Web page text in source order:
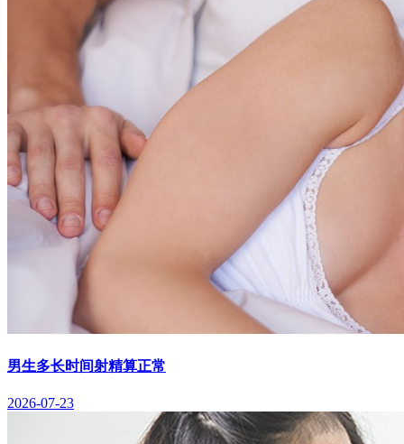
男生多长时间射精算正常
2026-07-23